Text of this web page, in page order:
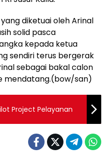
diketuai oleh Arinal
solid pasca
kepada ketua
sendiri terus bergerak
sebagai bakal calon
mendatang.(bow/san)
Project Pelayanan